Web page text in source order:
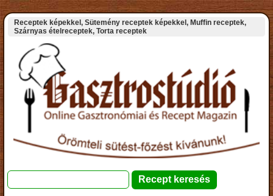
Receptek képekkel, Sütemény receptek képekkel, Muffin receptek,
Szárnyas ételreceptek, Torta receptek